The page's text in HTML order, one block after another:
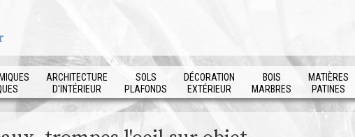
ARCHITECTURE
D'INTÉRIEUR
SOLS
PLAFONDS
DÉCORATION
EXTÉRIEUR
BOIS
MARBRES
MATIÈRES
PATINES